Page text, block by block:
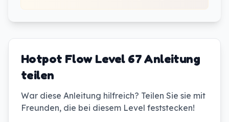
Hotpot Flow Level 67 Anleitung
teilen
War diese Anleitung hilfreich? Teilen Sie sie mit
Freunden, die bei diesem Level feststecken!